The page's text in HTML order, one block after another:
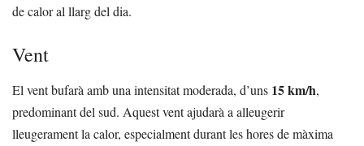
de calor al llarg del dia.
Vent
El vent bufarà amb una intensitat moderada, d’uns 15 km/h,
predominant del sud. Aquest vent ajudarà a alleugerir
lleugerament la calor, especialment durant les hores de màxima